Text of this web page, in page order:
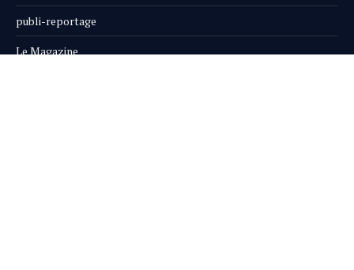
publi-reportage
Le Magazine